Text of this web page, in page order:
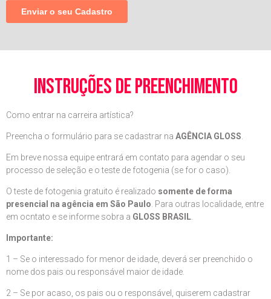
instruções de preenchimento
Como entrar na carreira artística?
Preencha o formulário para se cadastrar na AGÊNCIA GLOSS
Em breve nossa equipe entrará em contato para agendar o seu
processo de seleção e o teste de fotogenia (se for o caso).
O teste de fotogenia gratuito é realizado somente de forma
presencial na agência em São Paulo . Para outras localidade, entre
em ocntato e se informe sobra a GLOSS BRASIL
Importante:
1 – Se o interessado for menor de idade, deverá ser preenchido o
nome dos pais ou responsável maior de idade.
2 – Se por acaso, os pais ou o responsável, quiserem cadastrar